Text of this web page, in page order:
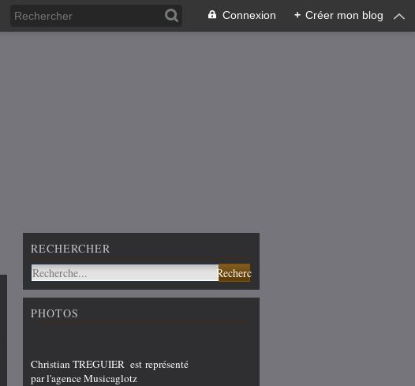
Connexion + Créer mon blog
RECHERCHER
PHOTOS
Christian TREGUIER est représenté
par l'agence Musicaglotz